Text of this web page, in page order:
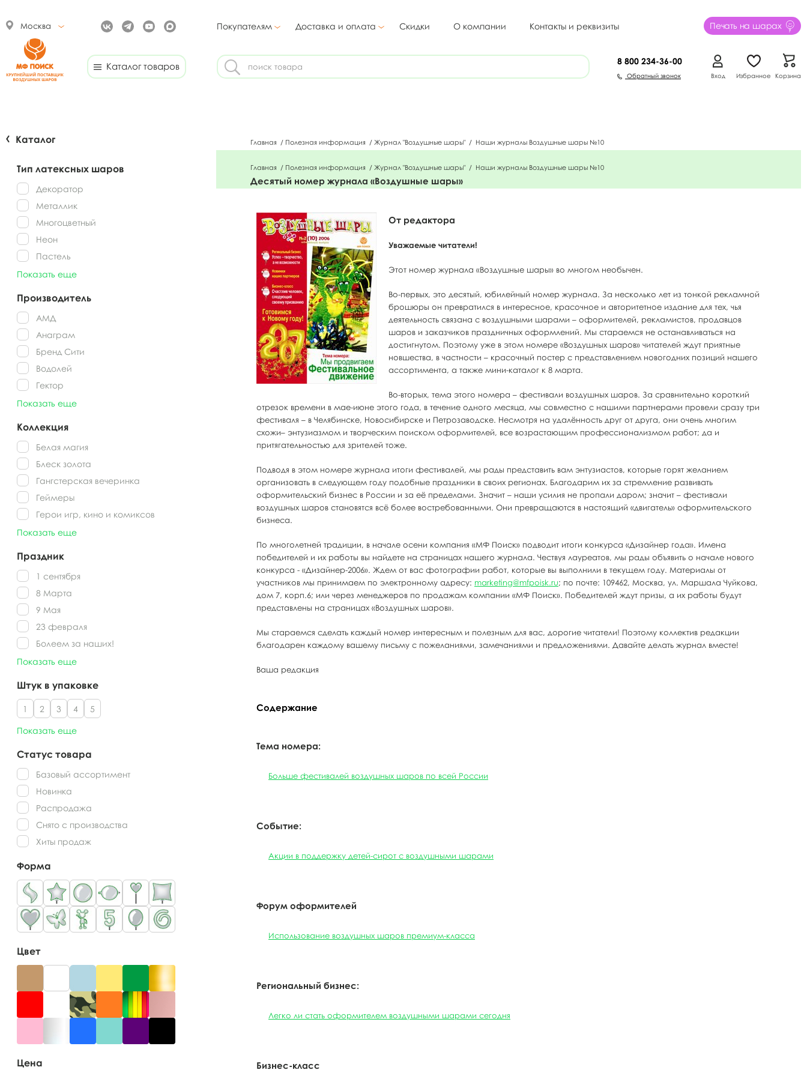
Москва Покупателям Доставка и оплата Скидки О компании Контакты и реквизиты Печать на шарах
Каталог товаров 8 800 234-36-00
Обратный звонок Вход Избранное Корзина
Каталог
Тип латексных шаров
Декоратор
Металлик
Многоцветный
Неон
Пастель
Показать еще
Производитель
АМД
Анаграм
Бренд Сити
Водолей
Гектор
Показать еще
Коллекция
Белая магия
Блеск золота
Гангстерская вечеринка
Геймеры
Герои игр, кино и комиксов
Показать еще
Праздник
1 сентября
8 Марта
9 Мая
23 февраля
Болеем за наших!
Показать еще
Штук в упаковке
1 2 3 4 5
Показать еще
Статус товара
Базовый ассортимент
Новинка
Распродажа
Снято с производства
Хиты продаж
Форма
Цвет
Цена
Главная / Полезная информация / Журнал "Воздушные шары" / Наши журналы Воздушные шары №10
Главная / Полезная информация / Журнал "Воздушные шары" / Наши журналы Воздушные шары №10
Десятый номер журнала «Воздушные шары»
От редактора
Уважаемые читатели!
Этот номер журнала «Воздушные шары» во многом необычен.
Во-первых, это десятый, юбилейный номер журнала. За несколько лет из тонкой рекламной
брошюры он превратился в интересное, красочное и авторитетное издание для тех, чья
деятельность связана с воздушными шарами – оформителей, рекламистов, продавцов
шаров и заказчиков праздничных оформлений. Мы стараемся не останавливаться на
достигнутом. Поэтому уже в этом номере «Воздушных шаров» читателей ждут приятные
новшества, в частности – красочный постер с представлением новогодних позиций нашего
ассортимента, а также мини-каталог к 8 марта.
Во-вторых, тема этого номера – фестивали воздушных шаров. За сравнительно короткий
отрезок времени в мае-июне этого года, в течение одного месяца, мы совместно с нашими партнерами провели сразу три
фестиваля – в Челябинске, Новосибирске и Петрозаводске. Несмотря на удалённость друг от друга, они очень многим
схожи– энтузиазмом и творческим поиском оформителей, все возрастающим профессионализмом работ; да и
притягательностью для зрителей тоже.
Подводя в этом номере журнала итоги фестивалей, мы рады представить вам энтузиастов, которые горят желанием
организовать в следующем году подобные праздники в своих регионах. Благодарим их за стремление развивать
оформительский бизнес в России и за её пределами. Значит – наши усилия не пропали даром; значит – фестивали
воздушных шаров становятся всё более востребованными. Они превращаются в настоящий «двигатель» оформительского
бизнеса.
По многолетней традиции, в начале осени компания «МФ Поиск» подводит итоги конкурса «Дизайнер года». Имена
победителей и их работы вы найдете на страницах нашего журнала. Чествуя лауреатов, мы рады объявить о начале нового
конкурса - «Дизайнер-2006». Ждем от вас фотографии работ, которые вы выполнили в текущем году. Материалы от
участников мы принимаем по электронному адресу: marketing@mfpoisk.ru; по почте: 109462, Москва, ул. Маршала Чуйкова,
дом 7, корп.6; или через менеджеров по продажам компании «МФ Поиск». Победителей ждут призы, а их работы будут
представлены на страницах «Воздушных шаров».
Мы стараемся сделать каждый номер интересным и полезным для вас, дорогие читатели! Поэтому коллектив редакции
благодарен каждому вашему письму с пожеланиями, замечаниями и предложениями. Давайте делать журнал вместе!
Ваша редакция
Содержание
Тема номера:
Больше фестивалей воздушных шаров по всей России
Событие:
Акции в поддержку детей-сирот с воздушными шарами
Форум оформителей
Использование воздушных шаров премиум-класса
Региональный бизнес:
Легко ли стать оформителем воздушными шарами сегодня
Бизнес-класс